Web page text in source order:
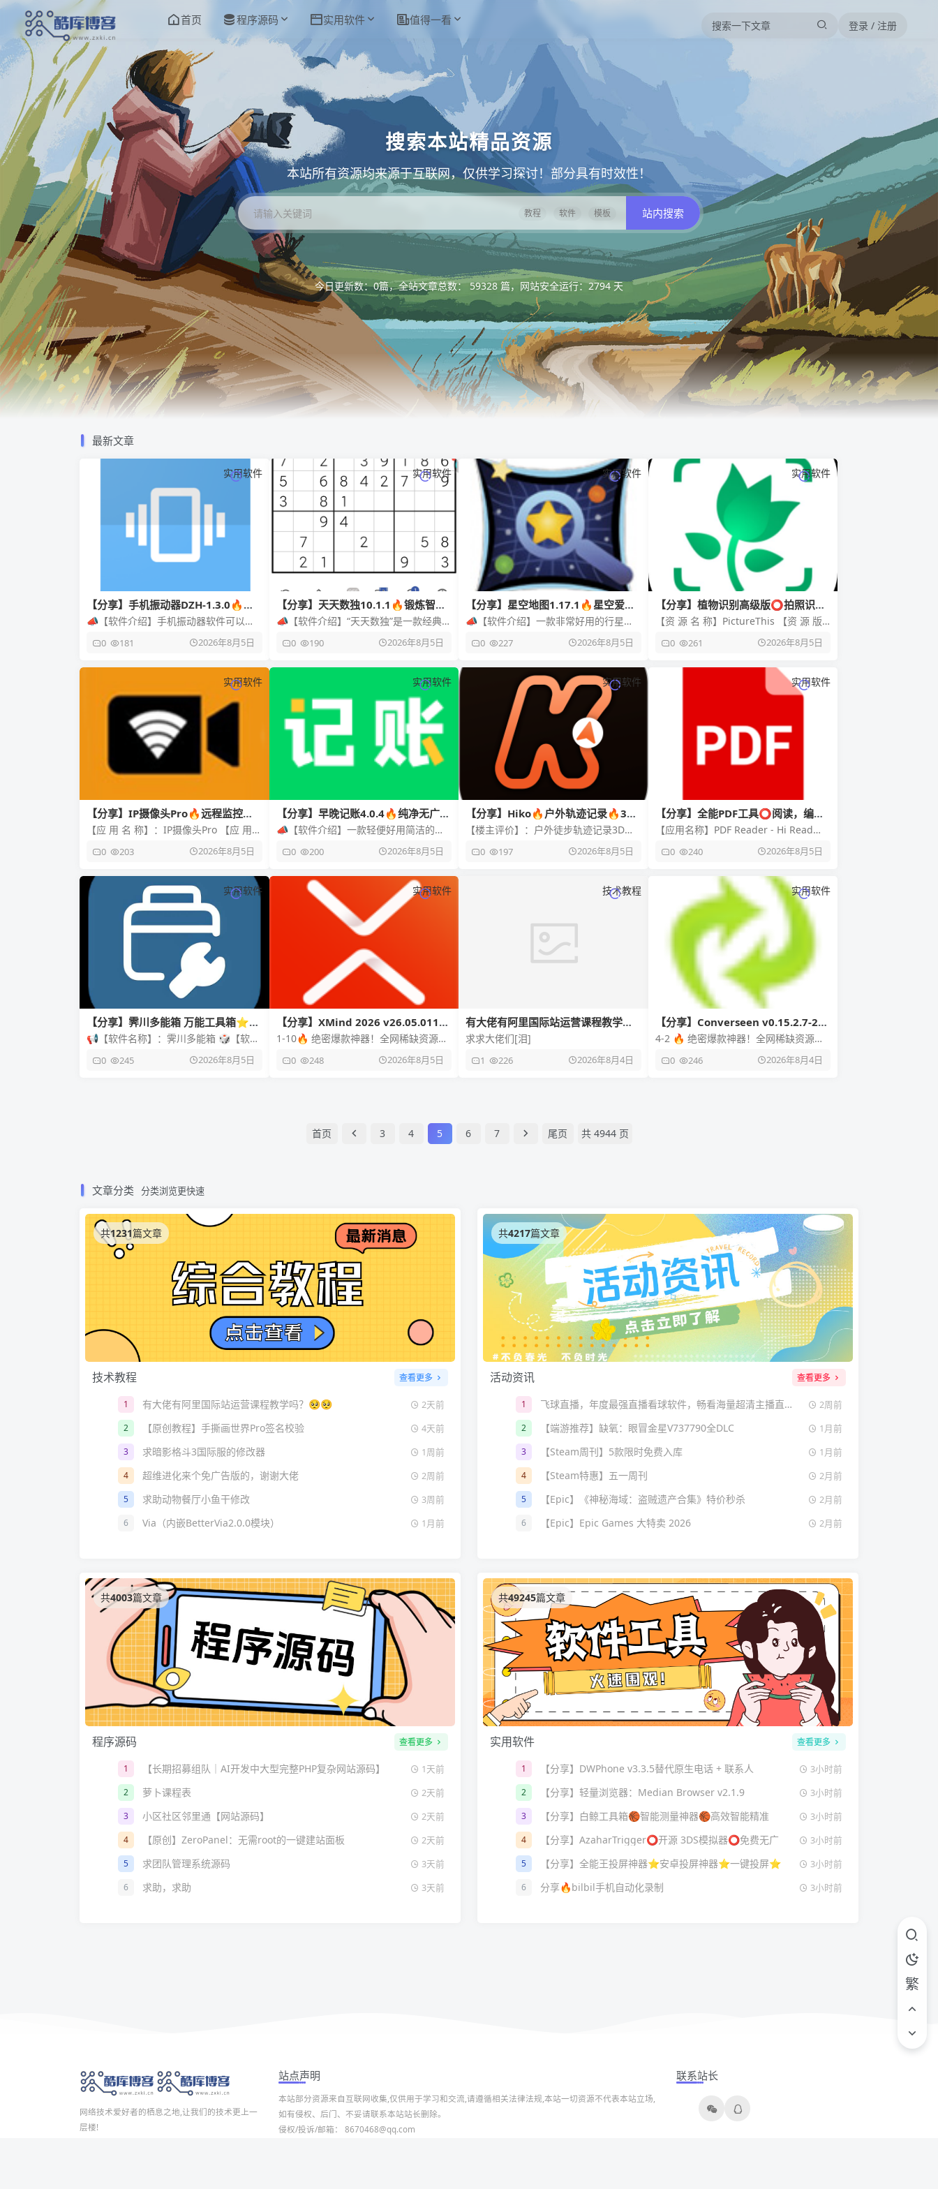
首页 程序源码 实用软件 值得一看 登录 / 注册
搜索本站精品资源
本站所有资源均来源于互联网，仅供学习探讨！部分具有时效性！
站内搜索
教程 软件 模板
今日更新数：0篇，全站文章总数： 59328 篇，网站安全运行：2794 天
最新文章
实用软件
【分享】手机振动器DZH-1.3.0🔥娱
乐神器🔥纯净无广
📣【软件介绍】手机振动器软件可以让
呵护你的颈椎和你的腰椎，能够在疲
0 181 2026年8月5日
实用软件
【分享】天天数独10.1.1🔥锻炼智力
｜零基础天才训练计划
📣【软件介绍】“天天数独”是一款经典的
的五级难度，支持笔记、提示、
0 190 2026年8月5日
实用软件
【分享】星空地图1.17.1🔥星空爱好
者必备｜纯净无广免费观看
📣【软件介绍】一款非常好用的行星观
学习关于天文学和宇宙的知识。软件
0 227 2026年8月5日
实用软件
【分享】植物识别高级版⭕拍照识别
植物🔥养花识花一步到位
【资 源 名 称】PictureThis 【资 源 版
0 261 2026年8月5日
实用软件
【分享】IP摄像头Pro🔥远程监控🔥
IP连接公开摄像头🔥
【应 用 名 称】：IP摄像头Pro 【应 用
0 203 2026年8月5日
实用软件
【分享】早晚记账4.0.4🔥纯净无广｜
记账天花板🔥超多功能
📣【软件介绍】一款轻便好用简洁的记
旅行账本、报销账本、家庭账本、宝
0 200 2026年8月5日
实用软件
【分享】Hiko🔥户外轨迹记录🔥3D
徒步轨迹生成工具🔥
【楼主评价】：户外徒步轨迹记录3D回
步履历路网记录软件
0 197 2026年8月5日
实用软件
【分享】全能PDF工具⭕阅读，编
辑，注释，拆分，合并⭕解锁会员版
【应用名称】PDF Reader - Hi Read
0 240 2026年8月5日
实用软件
【分享】霁川多能箱 万能工具箱⭐内
置驾考考题 去水印等功能⭐
📢【软件名称】：霁川多能箱 🎲【软件
🤖【适用平台】：安
0 245 2026年8月5日
实用软件
【分享】XMind 2026 v26.05.01105
免登录专
1-10🔥 绝密爆款神器！全网稀缺资源，
XMind 🎲【软件版本】
0 248 2026年8月5日
技术教程
有大佬有阿里国际站运营课程教学
吗？🥺🥺
求求大佬们[泪]
1 226 2026年8月4日
实用软件
【分享】Converseen v0.15.2.7-2
多语便携版 强大批量图像转换与编辑
工具
4-2 🔥 绝密爆款神器！全网稀缺资源，
Converseen 🎲【
0 246 2026年8月4日
首页 3 4 5 6 7 尾页 共 4944 页
文章分类 分类浏览更快速
共1231篇文章
技术教程 查看更多
1 有大佬有阿里国际站运营课程教学吗？🥺🥺
2天前
2
【原创教程】手撕画世界Pro签名校验
4天前
3
求暗影格斗3国际服的修改器
1周前
4
超维进化来个免广告版的，谢谢大佬
2周前
5
求助动物餐厅小鱼干修改
3周前
6
Via（内嵌BetterVia2.0.0模块） 1月前
共4217篇文章
活动资讯 查看更多
1 飞球直播，年度最强直播看球软件，畅看海量超清主播直播和原声赛事
2周前
2
【端游推荐】缺氧：眼冒金星V737790全DLC
1月前
3
【Steam周刊】5款限时免费入库
1月前
4
【Steam特惠】五一周刊
2月前
5
【Epic】《神秘海域：盗贼遗产合集》特价秒杀
2月前
6
【Epic】Epic Games 大特卖 2026 2月前
共4003篇文章
程序源码 查看更多
1 【长期招募组队｜AI开发中大型完整PHP复杂网站源码】
1天前
2
萝卜课程表
2天前
3
小区社区邻里通【网站源码】
2天前
4
【原创】ZeroPanel：无需root的一键建站面板
2天前
5
求团队管理系统源码
3天前
6
求助，求助 3天前
共49245篇文章
实用软件 查看更多
1 【分享】DWPhone v3.3.5替代原生电话 + 联系人
3小时前
2
【分享】轻量浏览器：Median Browser v2.1.9
3小时前
3
【分享】白鲸工具箱🏀智能测量神器🏀高效智能精准
3小时前
4
【分享】AzaharTrigger⭕开源 3DS模拟器⭕免费无广
3小时前
5
【分享】全能王投屏神器⭐安卓投屏神器⭐一键投屏⭐
3小时前
6
分享🔥bilbil手机自动化录制 3小时前
繁
网络技术爱好者的栖息之地,让我们的技术更上一
层楼!
站点声明
本站部分资源来自互联网收集,仅供用于学习和交流,请遵循相关法律法规,本站一切资源不代表本站立场,
如有侵权、后门、不妥请联系本站站长删除。
侵权/投诉/邮箱： 8670468@qq.com
联系站长